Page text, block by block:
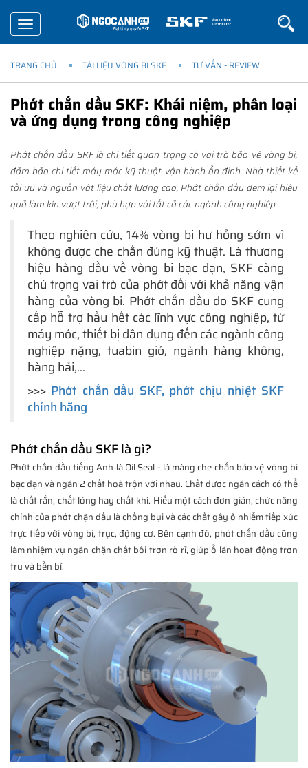
Toggle
navigation
TRANG CHỦ TÀI LIỆU VÒNG BI SKF TƯ VẤN - REVIEW
Phớt chắn dầu SKF: Khái niệm, phân loại
và ứng dụng trong công nghiệp
Phớt chắn dầu SKFlà chi tiết quan trọng có vai trò bảo vệ vòng bi,
đảm bảo chi tiết máy móc kỹ thuật vận hành ổn định. Nhờ thiết kế
tối ưu và nguồn vật liệu chất lượng cao, Phớt chắn dầu đem lại hiệu
quả làm kín vượt trội, phù hợp với tất cả các ngành công nghiệp.
Theo nghiên cứu, 14% vòng bi hư hỏng sớm vì
không được che chắn đúng kỹ thuật. Là thương
hiệu hàng đầu về vòng bi bạc đạn, SKF càng
chú trọng vai trò của phớt đối với khả năng vận
hàng của vòng bi. Phớt chắn dầu do SKF cung
cấp hỗ trợ hầu hết các lĩnh vực công nghiệp, từ
máy móc, thiết bị dân dụng đến các ngành công
nghiệp nặng, tuabin gió, ngành hàng không,
hàng hải,...
>>> Phớt chắn dầu SKF, phớt chịu nhiệt SKF
chính hãng
Phớt chắn dầu SKF là gì?
Phớt chắn dầu tiếng Anh là Oil Seal - là màng che chắn bảo vệ vòng bi
bạc đạn và ngăn 2 chất hoà trộn với nhau. Chất được ngăn cách có thể
là chất rắn, chất lỏng hay chất khí. Hiểu một cách đơn giản, chức năng
chính của phớt chặn dầu là chống bụi và các chất gây ô nhiễm tiếp xúc
trực tiếp với vòng bi, trục, động cơ. Bên cạnh đó, phớt chắn dầu cũng
làm nhiệm vụ ngăn chặn chất bôi trơn rò rỉ, giúp ổ lăn hoạt động trơn
tru và bền bỉ.